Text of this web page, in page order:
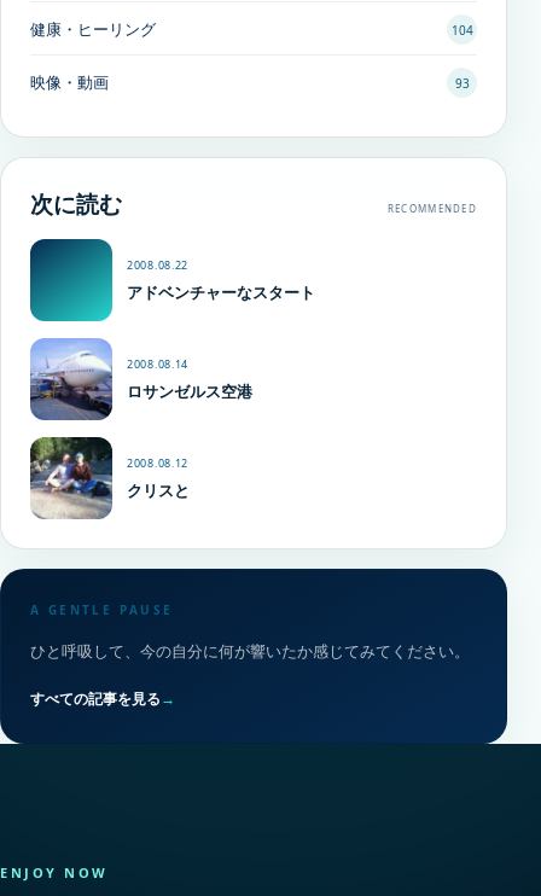
健康・ヒーリング 104
映像・動画 93
次に読む RECOMMENDED
2008.08.22
アドベンチャーなスタート
2008.08.14
ロサンゼルス空港
2008.08.12
クリスと
A GENTLE PAUSE
ひと呼吸して、今の自分に何が響いたか感じてみてください。
すべての記事を見る→
ENJOY NOW